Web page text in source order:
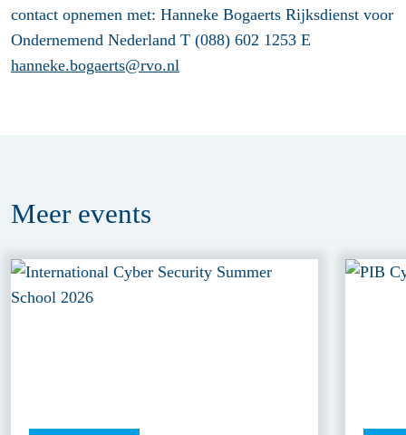
contact opnemen met: Hanneke Bogaerts Rijksdienst voor
Ondernemend Nederland T (088) 602 1253 E
hanneke.bogaerts@rvo.nl
Meer events